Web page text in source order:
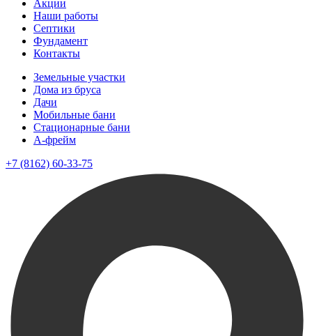
Акции
Наши работы
Септики
Фундамент
Контакты
Земельные участки
Дома из бруса
Дачи
Мобильные бани
Стационарные бани
A-фрейм
+7 (8162) 60-33-75